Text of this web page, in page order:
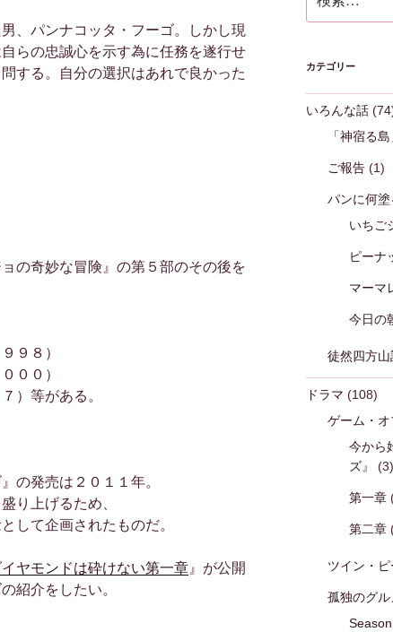
、パンナコッタ・フーゴ。しかし現
らの忠誠心を示す為に任務を遂行せ
する。自分の選択はあれで良かった
の奇妙な冒険』の第５部のその後を
９８）
００）
）等がある。
の発売は２０１１年。
り上げるため、
して企画されたものだ。
ヤモンドは砕けない第一章 』が公開
紹介をしたい。
索:
カテゴリー
いろんな話
「神宿る
ご報告(1)
パンに何塗
いちご
ピーナ
マーマ
今日の
徒然四方山
ドラマ (108)
ゲーム・
今から
ズ』
(3)
第一章
第二章
ツイン・ピ
孤独のグル